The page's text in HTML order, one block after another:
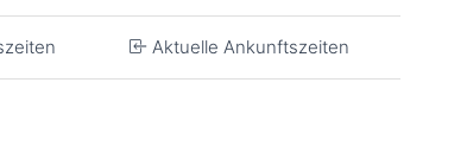
Aktuelle Ankunftszeiten